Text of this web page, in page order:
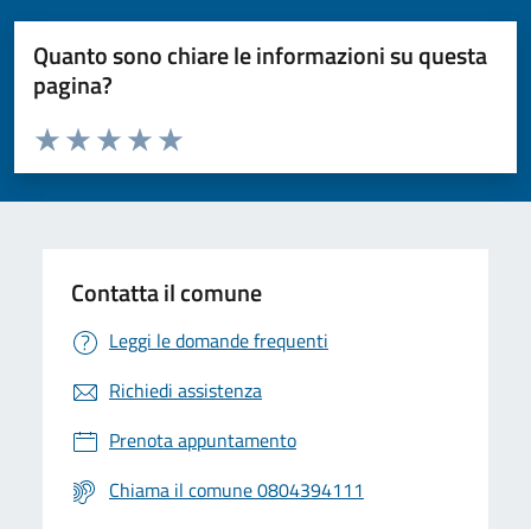
Quanto sono chiare le informazioni su questa
pagina?
Valuta da 1 a 5 stelle la pagina
Valuta 5 stelle su 5
Valuta 4 stelle su 5
Valuta 3 stelle su 5
Valuta 2 stelle su 5
Valuta 1 stelle su 5
Contatta il comune
Leggi le domande frequenti
Richiedi assistenza
Prenota appuntamento
Chiama il comune 0804394111